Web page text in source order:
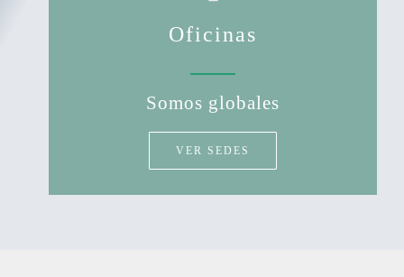
Oficinas
Somos globales
VER SEDES